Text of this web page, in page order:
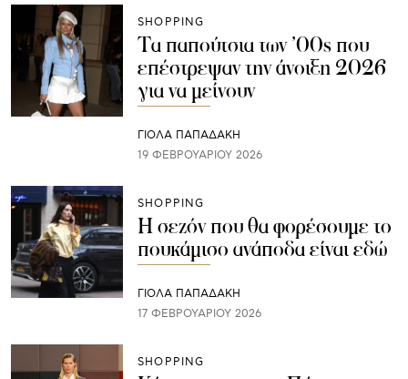
SHOPPING
Τα παπούτσια των ’00s που
επέστρεψαν την άνοιξη 2026
για να μείνουν
ΓΙΌΛΑ ΠΑΠΑΔΆΚΗ
19 ΦΕΒΡΟΥΑΡΊΟΥ 2026
SHOPPING
Η σεζόν που θα φορέσουμε το
πουκάμισο ανάποδα είναι εδώ
ΓΙΌΛΑ ΠΑΠΑΔΆΚΗ
17 ΦΕΒΡΟΥΑΡΊΟΥ 2026
SHOPPING